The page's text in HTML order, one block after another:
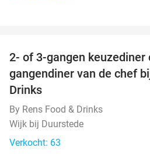
2- of 3-gangen keuzediner
gangendiner van de chef
Drinks
By Rens Food & Drinks
Wijk bij Duurstede
Verkocht: 63